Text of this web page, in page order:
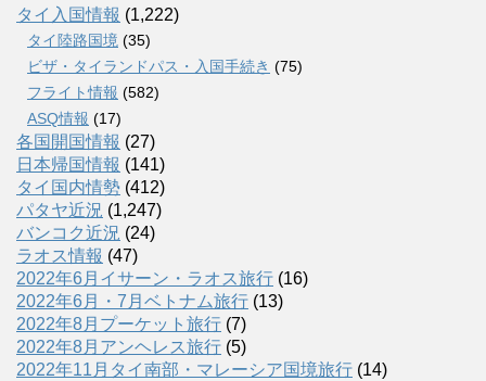
タイ入国情報 (1,222)
タイ陸路国境 (35)
ビザ・タイランドパス・入国手続き (75)
フライト情報 (582)
ASQ情報 (17)
各国開国情報 (27)
日本帰国情報 (141)
タイ国内情勢 (412)
パタヤ近況 (1,247)
バンコク近況 (24)
ラオス情報 (47)
2022年6月イサーン・ラオス旅行 (16)
2022年6月・7月ベトナム旅行 (13)
2022年8月プーケット旅行 (7)
2022年8月アンヘレス旅行 (5)
2022年11月タイ南部・マレーシア国境旅行 (14)